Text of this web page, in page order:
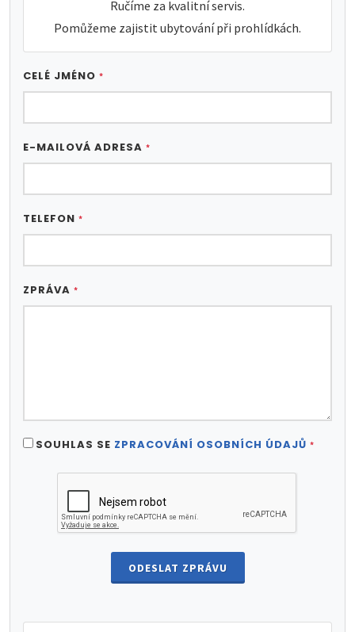
Ručíme za kvalitní servis.
Pomůžeme zajistit ubytování při prohlídkách.
CELÉ JMÉNO *
E-MAILOVÁ ADRESA *
TELEFON *
ZPRÁVA *
SOUHLAS SE ZPRACOVÁNÍ OSOBNÍCH ÚDAJŮ *
ODESLAT ZPRÁVU